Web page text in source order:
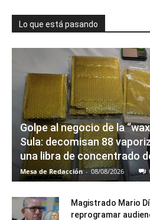
Lo que está pasando
Golpe al negocio de la
Sula: decomisan 88
una libra de concentrado
Mesa de Redacción - 08/08/2026
Magistrado Mario
reprogramar